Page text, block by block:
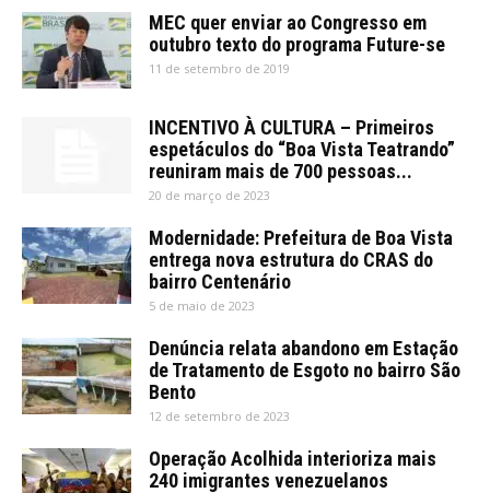
MEC quer enviar ao Congresso em
outubro texto do programa Future-se
11 de setembro de 2019
INCENTIVO À CULTURA – Primeiros
espetáculos do “Boa Vista Teatrando”
reuniram mais de 700 pessoas...
20 de março de 2023
Modernidade: Prefeitura de Boa Vista
entrega nova estrutura do CRAS do
bairro Centenário
5 de maio de 2023
Denúncia relata abandono em Estação
de Tratamento de Esgoto no bairro São
Bento
12 de setembro de 2023
Operação Acolhida interioriza mais
240 imigrantes venezuelanos